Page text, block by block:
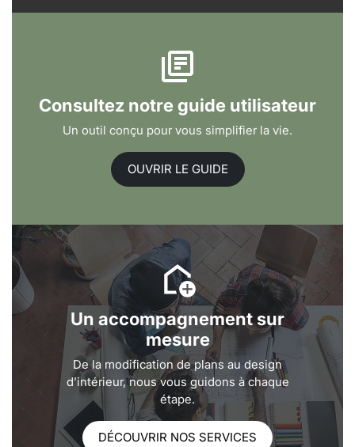
Consultez notre guide utilisateur
Un outil conçu pour vous simplifier la vie.
OUVRIR LE GUIDE
Un accompagnement sur
mesure
De la modification de plans au design
d’intérieur, nous vous guidons à chaque
étape.
DÉCOUVRIR NOS SERVICES